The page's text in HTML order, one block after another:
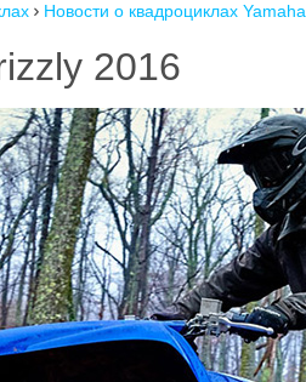
 Новости о квадроциклах Yamaha
2016